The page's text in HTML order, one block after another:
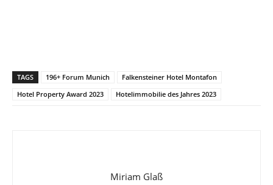
TAGS 196+ Forum Munich
Falkensteiner Hotel Montafon
Hotel Property Award 2023
Hotelimmobilie des Jahres 2023
Miriam Glaß